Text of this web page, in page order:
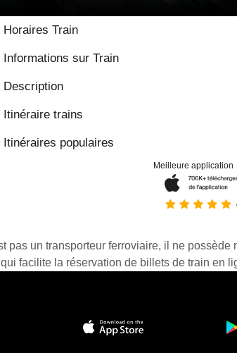
Horaires Train
Informations sur Train
Description
Itinéraire trains
Itinéraires populaires
Meilleure application
un transporteur ferroviaire, il ne
facilite la réservation de billets de train en